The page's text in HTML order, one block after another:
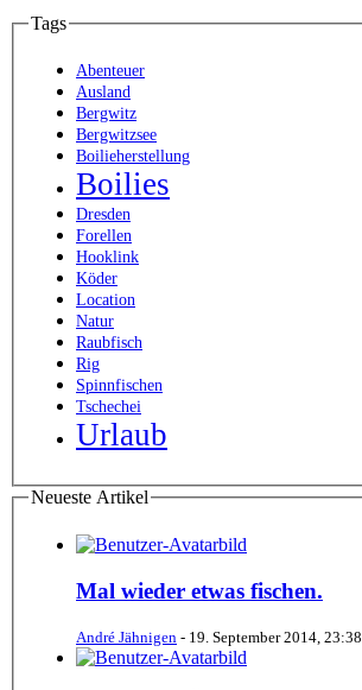
Tags
Abenteuer
Ausland
Bergwitz
Bergwitzsee
Boilieherstellung
Boilies
Dresden
Forellen
Hooklink
Köder
Location
Natur
Raubfisch
Rig
Spinnfischen
Tschechei
Urlaub
Neueste Artikel
Mal wieder etwas fischen.
André Jähnigen - 19. September 2014, 23:38